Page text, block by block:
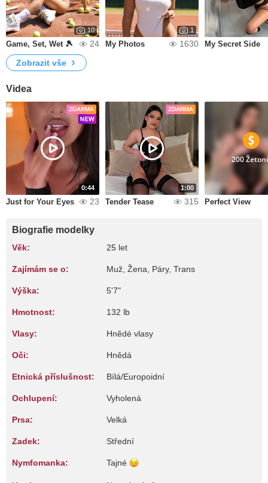
10
Game, Set, Wet 🎾 24
1
My Photos 1630 My Secret Side
Zobrazit vše
Videa
ZDARMA
0:44
Just for Your Eyes 23
ZDARMA
1:00
Tender Tease 315
200
Perfect View
Biografie modelky
Věk: 25 let
Zajímám se o: Muž, Žena, Páry, Trans
Výška: 5'7"
Hmotnost: 132 lb
Vlasy: Hnědé vlasy
Oči: Hnědá
Etnická příslušnost: Bílá/Europoidní
Ochlupení: Vyholená
Prsa: Velká
Zadek: Střední
Nymfomanka: Tajné